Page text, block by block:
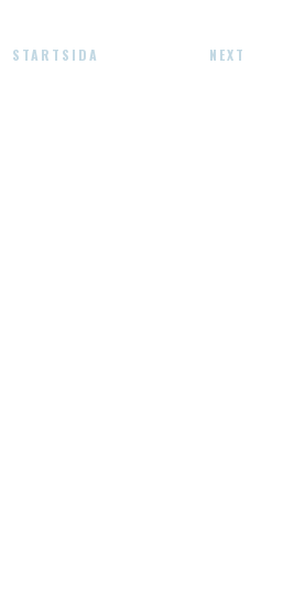
STARTSIDA NEXT